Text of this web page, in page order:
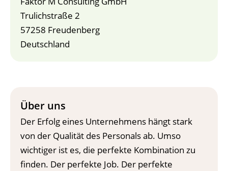
Trulichstraße 2
57258 Freudenberg
Deutschland
Über uns
Der Erfolg eines Unternehmens hängt stark
von der Qualität des Personals ab. Umso
wichtiger ist es, die perfekte Kombination zu
finden. Der perfekte Job. Der perfekte